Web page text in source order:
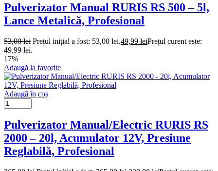
Pulverizator Manual RURIS RS 500 – 5l,
Lance Metalică, Profesional
53,00lei Prețul inițial a fost: 53,00 lei.49,99 leiPrețul curent este:
49,99 lei.
17%
Adaugă la favorite
Adaugă în coș
Pulverizator Manual/Electric RURIS RS
2000 – 20l, Acumulator 12V, Presiune
Reglabilă, Profesional